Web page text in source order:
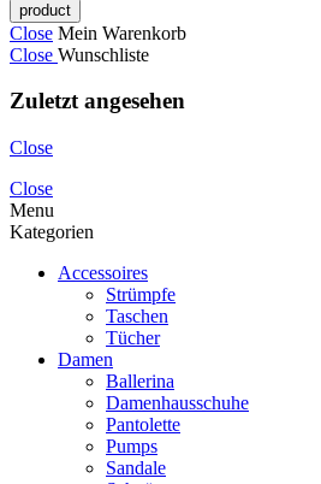
Close Mein Warenkorb
Close Wunschliste
Zuletzt angesehen
Close
Close
Menu
Kategorien
Accessoires
Strümpfe
Taschen
Tücher
Damen
Ballerina
Damenhausschuhe
Pantolette
Pumps
Sandale